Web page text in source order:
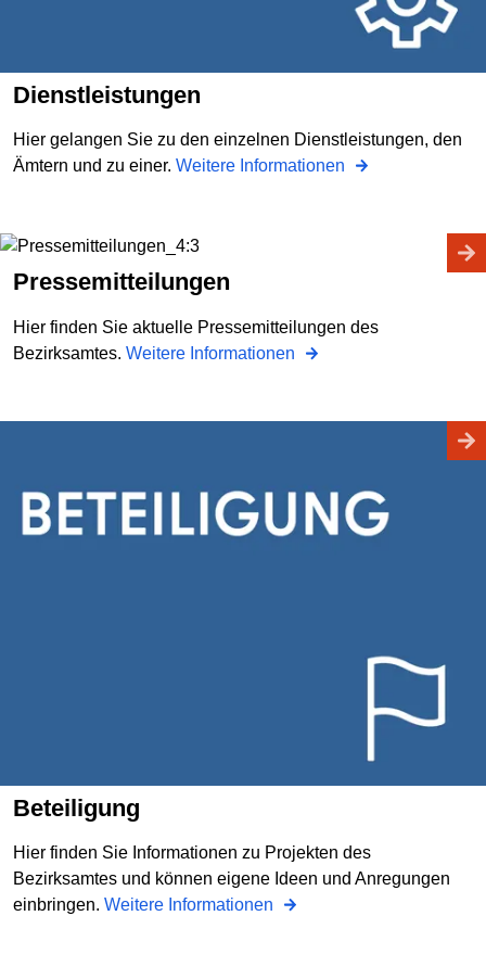
Dienstleistungen
Hier gelangen Sie zu den einzelnen Dienstleistungen, den
Ämtern und zu einer. Weitere Informationen
Pressemitteilungen
Hier finden Sie aktuelle Pressemitteilungen des
Bezirksamtes. Weitere Informationen
Beteiligung
Hier finden Sie Informationen zu Projekten des
Bezirksamtes und können eigene Ideen und Anregungen
einbringen. Weitere Informationen